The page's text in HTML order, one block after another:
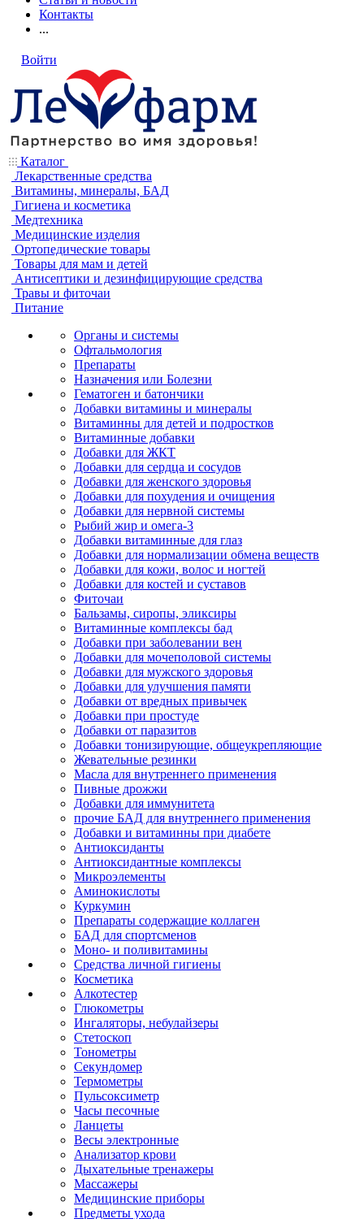
Контакты
...
Войти
Каталог
Лекарственные средства
Витамины, минералы, БАД
Гигиена и косметика
Медтехника
Медицинские изделия
Ортопедические товары
Товары для мам и детей
Антисептики и дезинфицирующие средства
Травы и фиточаи
Питание
Органы и системы
Офтальмология
Препараты
Назначения или Болезни
Гематоген и батончики
Добавки витамины и минералы
Витаминны для детей и подростков
Витаминные добавки
Добавки для ЖКТ
Добавки для сердца и сосудов
Добавки для женского здоровья
Добавки для похудения и очищения
Добавки для нервной системы
Рыбий жир и омега-3
Добавки витаминные для глаз
Добавки для нормализации обмена веществ
Добавки для кожи, волос и ногтей
Добавки для костей и суставов
Фиточаи
Бальзамы, сиропы, эликсиры
Витаминные комплексы бад
Добавки при заболевании вен
Добавки для мочеполовой системы
Добавки для мужского здоровья
Добавки для улучшения памяти
Добавки от вредных привычек
Добавки при простуде
Добавки от паразитов
Добавки тонизирующие, общеукрепляющие
Жевательные резинки
Масла для внутреннего применения
Пивные дрожжи
Добавки для иммунитета
прочие БАД для внутреннего применения
Добавки и витаминны при диабете
Антиоксиданты
Антиоксидантные комплексы
Микроэлементы
Аминокислоты
Куркумин
Препараты содержащие коллаген
БАД для спортсменов
Моно- и поливитамины
Средства личной гигиены
Косметика
Алкотестер
Глюкометры
Ингаляторы, небулайзеры
Стетоскоп
Тонометры
Секундомер
Термометры
Пульсоксиметр
Часы песочные
Ланцеты
Весы электронные
Анализатор крови
Дыхательные тренажеры
Массажеры
Медицинские приборы
Предметы ухода